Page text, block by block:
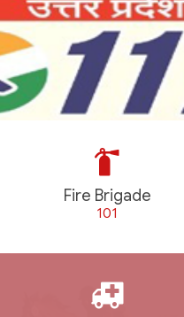
Fire Brigade
101